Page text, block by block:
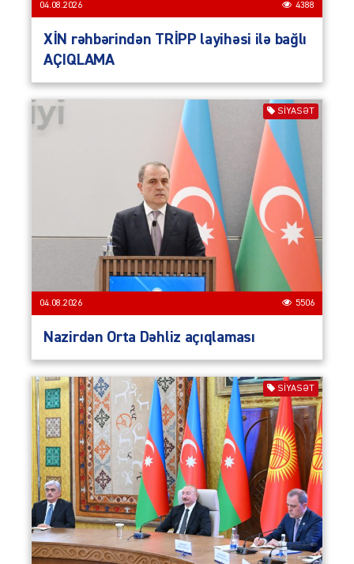
04.08.2026 4388
XİN rəhbərindən TRİPP layihəsi ilə bağlı
AÇIQLAMA
SIYASƏT
04.08.2026 5506
Nazirdən Orta Dəhliz açıqlaması
SIYASƏT